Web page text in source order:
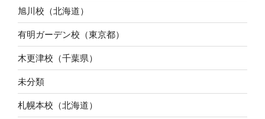
旭川校（北海道）
有明ガーデン校（東京都）
木更津校（千葉県）
未分類
札幌本校（北海道）